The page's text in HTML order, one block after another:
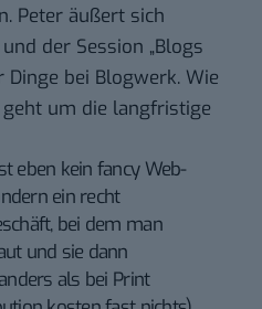
Peter äußert sich
der Session „Blogs
Dinge bei Blogwerk. Wie
um die langfristige
eben kein fancy Web-
ein recht
bei dem man
und sie dann
als bei Print